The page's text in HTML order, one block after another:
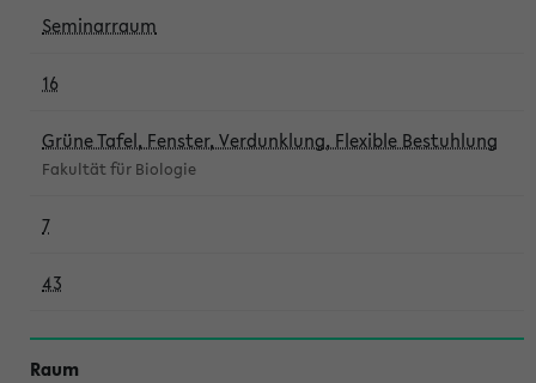
Seminarraum
16
Grüne Tafel, Fenster, Verdunklung, Flexible Bestuhlung
Fakultät für Biologie
7
43